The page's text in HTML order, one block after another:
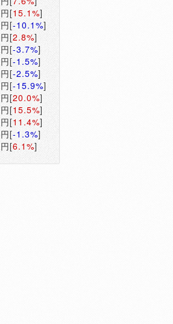
円[15.1%]
円[-10.1%]
円[2.8%]
円[-3.7%]
円[-1.5%]
円[-2.5%]
円[-15.9%]
円[20.0%]
円[15.5%]
円[11.4%]
円[-1.3%]
円[6.1%]